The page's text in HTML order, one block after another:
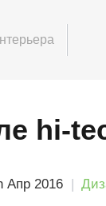
hi-
Апр 2016